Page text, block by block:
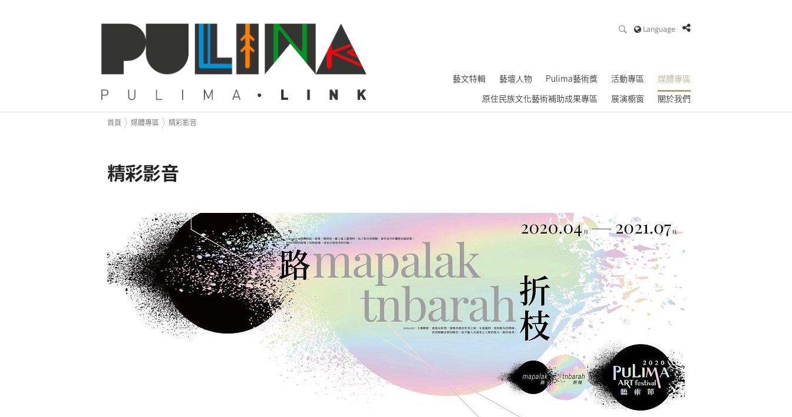
Language
藝文特輯 藝壇人物 Pulima藝術獎 活動專區
媒體專區
原住民族文化藝術補助成果專區
展演櫥窗 關於我們
首頁 媒體專區 精彩影音
精彩影音